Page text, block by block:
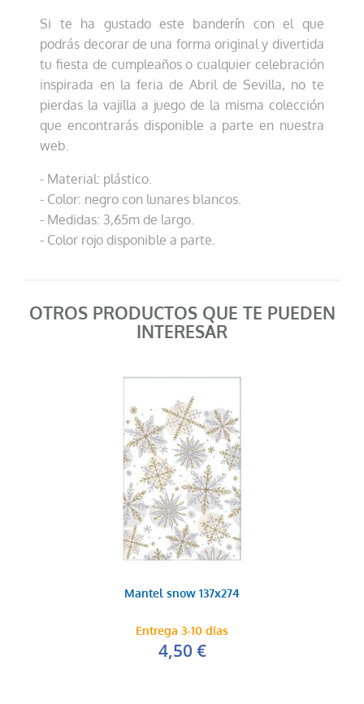
Si te ha gustado este banderín con el que
podrás decorar de una forma original y divertida
tu fiesta de cumpleaños o cualquier celebración
inspirada en la feria de Abril de Sevilla, no te
pierdas la vajilla a juego de la misma colección
que encontrarás disponible a parte en nuestra
web.
- Material: plástico.
- Color: negro con lunares blancos.
- Medidas: 3,65m de largo.
- Color rojo disponible a parte.
OTROS PRODUCTOS QUE TE PUEDEN
INTERESAR
Mantel snow 137x274
Entrega 3-10 días
4,50 €